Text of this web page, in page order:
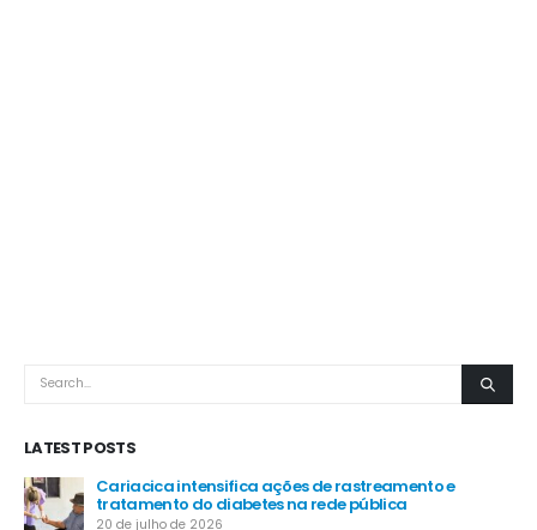
LATEST POSTS
Cariacica intensifica ações de rastreamento e
tratamento do diabetes na rede pública
20 de julho de 2026